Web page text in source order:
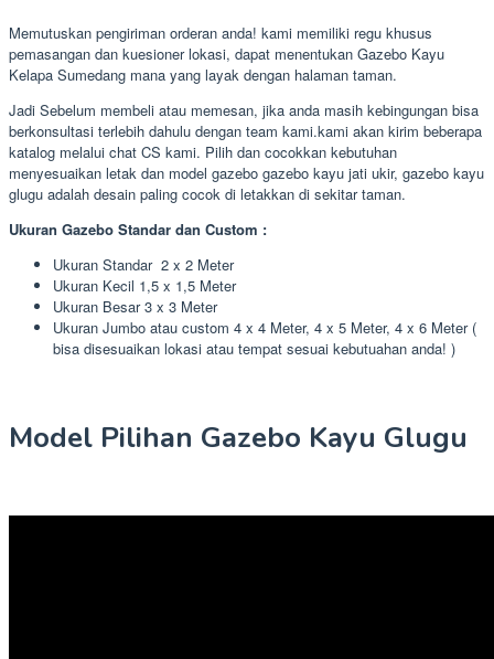
Memutuskan pengiriman orderan anda! kami memiliki regu khusus
pemasangan dan kuesioner lokasi, dapat menentukan Gazebo Kayu
Kelapa Sumedang mana yang layak dengan halaman taman.
Jadi Sebelum membeli atau memesan, jika anda masih kebingungan bisa
berkonsultasi terlebih dahulu dengan team kami.kami akan kirim beberapa
katalog melalui chat CS kami. Pilih dan cocokkan kebutuhan
menyesuaikan letak dan model gazebo gazebo kayu jati ukir, gazebo kayu
glugu adalah desain paling cocok di letakkan di sekitar taman.
Ukuran Gazebo Standar dan Custom :
Ukuran Standar 2 x 2 Meter
Ukuran Kecil 1,5 x 1,5 Meter
Ukuran Besar 3 x 3 Meter
Ukuran Jumbo atau custom 4 x 4 Meter, 4 x 5 Meter, 4 x 6 Meter (
bisa disesuaikan lokasi atau tempat sesuai kebutuahan anda! )
Model Pilihan Gazebo Kayu Glugu